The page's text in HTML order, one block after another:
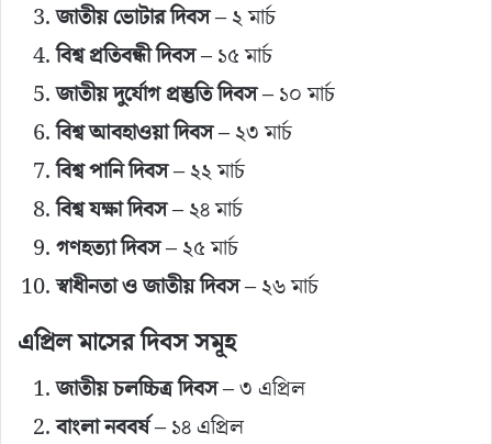
জাতীয় ভোটার দিবস– ২ মার্চ
বিশ্ব প্রতিবন্ধী দিবস– ১৫ মার্চ
জাতীয় দুর্যোগ প্রস্তুতি দিবস– ১০ মার্চ
বিশ্ব আবহাওয়া দিবস– ২৩ মার্চ
বিশ্ব পানি দিবস– ২২ মার্চ
বিশ্ব যক্ষা দিবস– ২৪ মার্চ
গণহত্যা দিবস– ২৫ মার্চ
স্বাধীনতা ও জাতীয় দিবস– ২৬ মার্চ
এপ্রিল মাসের দিবস সমূহ
জাতীয় চলচ্চিত্র দিবস– ৩ এপ্রিল
বাংলা নববর্ষ– ১৪ এপ্রিল